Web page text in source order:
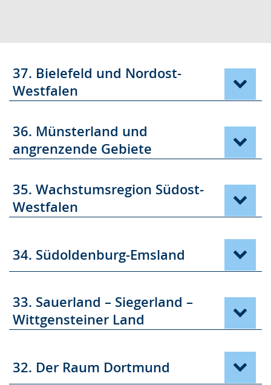
37. Bielefeld und Nordost-
Westfalen
36. Münsterland und
angrenzende Gebiete
35. Wachstumsregion Südost-
Westfalen
34. Südoldenburg-Emsland
33. Sauerland – Siegerland –
Wittgensteiner Land
32. Der Raum Dortmund